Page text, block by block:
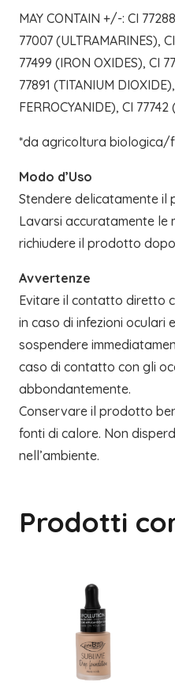
MAY CONTAIN +/-: CI
77007 (ULTRAMARINES),
77499 (IRON OXIDES), CI
77891 (TITANIUM
FERROCYANIDE), CI
*da agricoltura biologica/
Modo d’Uso
Stendere delicatamente
Lavarsi accuratamente le
richiudere il prodotto dopo
Avvertenze
Evitare il contatto diretto
in caso di infezioni oculari
sospendere
caso di contatto con gli
abbondantemente.
Conservare il prodotto
fonti di calore. Non
nell’ambiente.
Prodotti